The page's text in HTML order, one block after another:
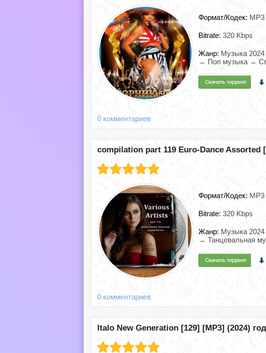
Формат/Кодек: MP3
Bitrate: 320 Kbps
Жанр: Музыка
→ Поп музыка →
0 комментариев
compilation part 119 Euro-Dance Assorted
Формат/Кодек: MP3
Bitrate: 320 Kbps
Жанр: Музыка
→ Танцевальная
0 комментариев
Italo New Generation [129] [MP3] (2024) год